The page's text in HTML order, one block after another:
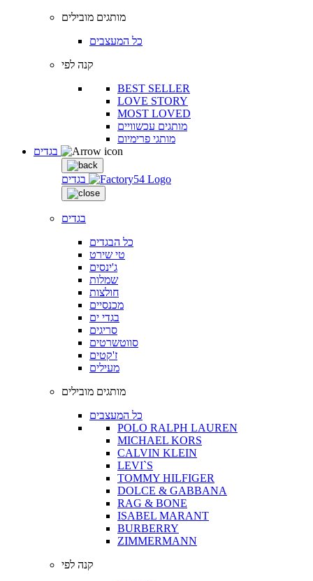
מותגים מובילים
כל המעצבים
קנה לפי
BEST SELLER
LOVE STORY
MOST LOVED
מותגים עכשוויים
מותגי פרימיום
בגדים
בגדים
כל הבגדים
טי שירט
ג'ינסים
שמלות
חולצות
מכנסיים
בגדי ים
סריגים
סווטשרטים
ז'קטים
מעילים
מותגים מובילים
כל המעצבים
POLO RALPH LAUREN
MICHAEL KORS
CALVIN KLEIN
LEVI`S
TOMMY HILFIGER
DOLCE & GABBANA
RAG & BONE
ISABEL MARANT
BURBERRY
ZIMMERMANN
קנה לפי